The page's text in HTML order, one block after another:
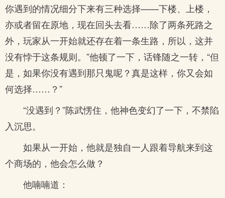
你遇到的情况细分下来有三种选择——下楼、上楼，
亦或者留在原地，现在回头去看……除了两条死路之
外，玩家从一开始就还存在着一条生路，所以，这并
没有悖于这条规则。”他顿了一下，话锋随之一转，“但
是，如果你没有遇到那只鬼呢？真是这样，你又会如
何选择……？”
“没遇到？”陈武愣住，他神色变幻了一下，不禁陷
入沉思。
如果从一开始，他就是独自一人跟着导航来到这
个商场的，他会怎么做？
他喃喃道：